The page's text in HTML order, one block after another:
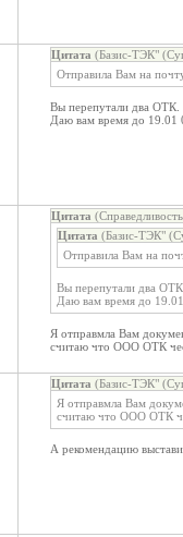
Цитата (Базис-ТЭК"
Отправила Вам на
Вы перепутали два
Даю вам время до 19.01
Цитата
Цитата (Базис-ТЭК"
Отправила Вам на
Вы перепутали два
Даю вам время до
Я отправмла Вам
считаю что ООО ОТК
Цитата (Базис-ТЭК"
Я отправмла Вам
считаю что ООО ОТК
А рекомендацию